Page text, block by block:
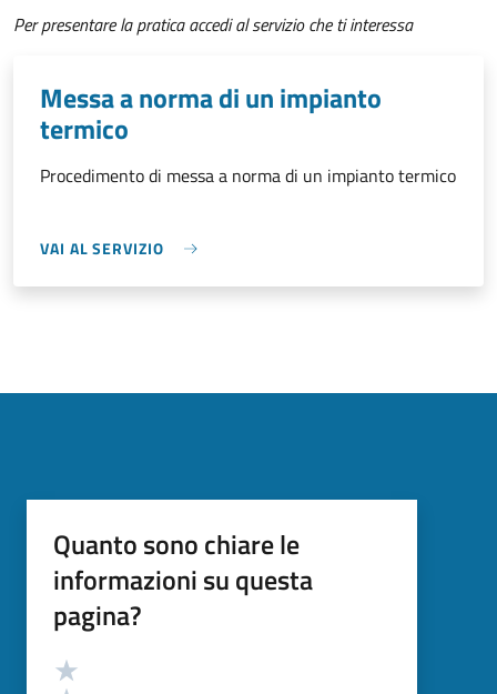
Per presentare la pratica accedi al servizio che ti interessa
Messa a norma di un impianto
termico
Procedimento di messa a norma di un impianto termico
VAI AL SERVIZIO
Quanto sono chiare le
informazioni su questa
pagina?
Valutazione